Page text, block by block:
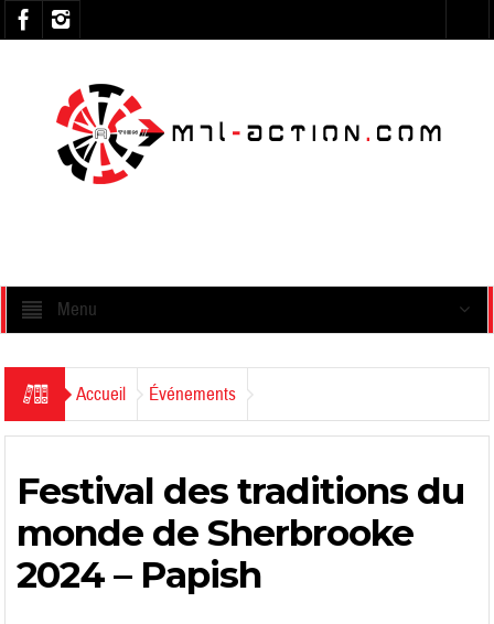
Menu
Accueil Événements
Festival des traditions du
monde de Sherbrooke
2024 – Papish